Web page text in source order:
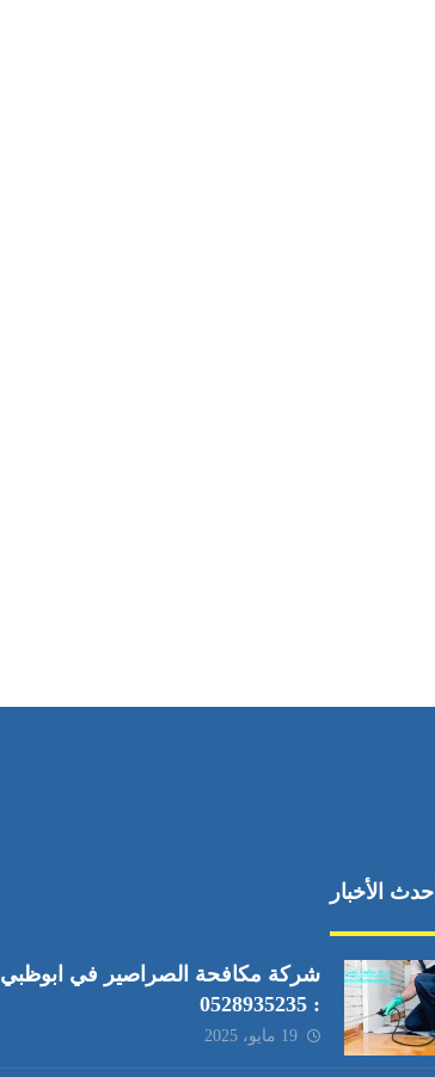
أحدث الأخبار
شركة مكافحة الصراصير في ابوظبي
: 0528935235
19 مايو، 2025